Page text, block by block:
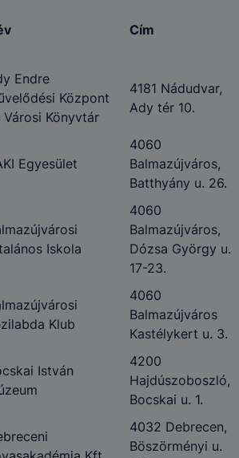
Cím
Endre
Központ
Városi Könyvtár
4181 Nádudvar,
Ady tér 10.
Egyesület
4060
Balmazújváros,
Batthyány u. 26.
Iskola
4060
Balmazújváros,
Dózsa György u.
17-23.
Klub
4060
Balmazújváros
Kastélykert u. 3.
István
4200
Hajdúszoboszló,
Bocskai u. 1.
4032 Debrecen,
Böszörményi u.